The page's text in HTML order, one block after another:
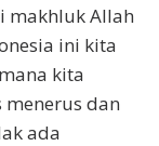
makhluk Allah
ini kita
kita
dan
ada